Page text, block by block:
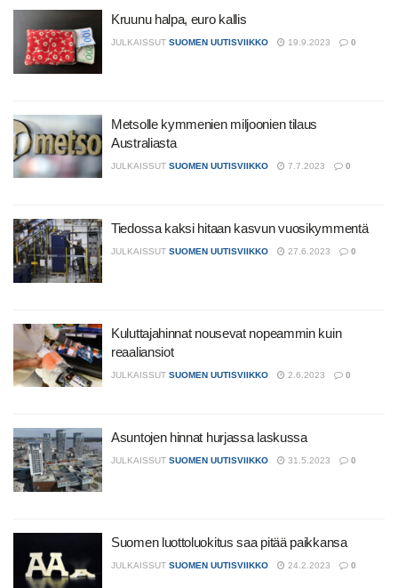
Kruunu halpa, euro kallis
JULKAISSUT SUOMEN UUTISVIIKKO 19.9.2023 0
Metsolle kymmenien miljoonien tilaus
Australiasta
JULKAISSUT SUOMEN UUTISVIIKKO 7.7.2023 0
Tiedossa kaksi hitaan kasvun vuosikymmentä
JULKAISSUT SUOMEN UUTISVIIKKO 27.6.2023 0
Kuluttajahinnat nousevat nopeammin kuin
reaaliansiot
JULKAISSUT SUOMEN UUTISVIIKKO 2.6.2023 0
Asuntojen hinnat hurjassa laskussa
JULKAISSUT SUOMEN UUTISVIIKKO 31.5.2023 0
Suomen luottoluokitus saa pitää paikkansa
JULKAISSUT SUOMEN UUTISVIIKKO 24.2.2023 0